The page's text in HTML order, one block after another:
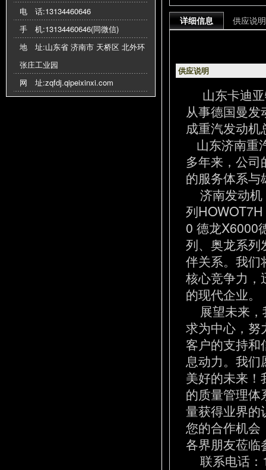
电 话:13134460646
手 机:13134460646(同微信)
地 址:山东省 济南市 天桥区 北外环
张庄工业园
网 址:zqfdj.qipeixinxi.com
详细信息 供应说明
供应说明
山东卡迪
从事德国曼
成重汽发动机
山东济南重
多年来，公
的服务体系
济南发动机
列
0 德龙X6000
列、奥龙系列
伴关系。我们
核心竞争力，
的现代企业。
展望未来，
求为中心，努
客户的支持和
息动力。我
美好的未来
的质量管理
量获得业界的
您的合作机会
各界朋友莅临
联系电话：